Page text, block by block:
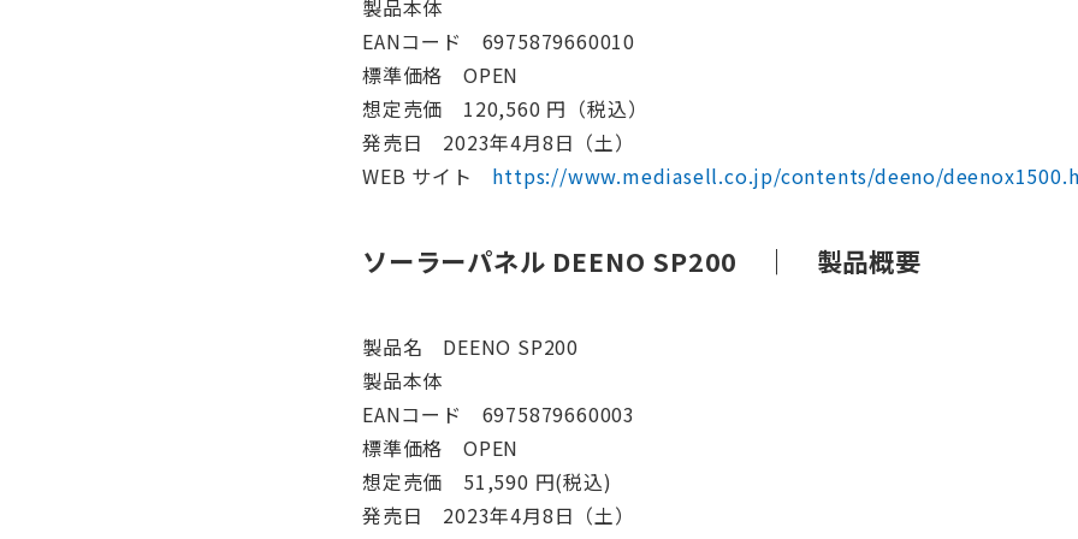
製品本体
EANコード 6975879660010
標準価格 OPEN
想定売価 120,560 円（税込）
発売日 2023年4月8日（土）
WEB サイト https://www.mediasell.co.jp/contents/deeno/
ソーラーパネル DEENO SP200 ｜ 製品概要
製品名 DEENO SP200
製品本体
EANコード 6975879660003
標準価格 OPEN
想定売価 51,590 円(税込)
発売日 2023年4月8日（土）